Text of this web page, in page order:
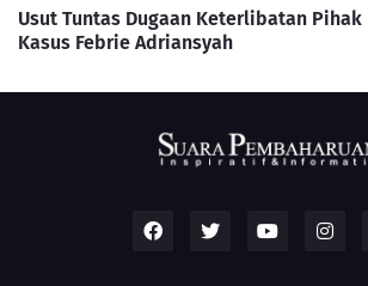
Usut Tuntas Dugaan Keterlibatan
Kasus Febrie Adriansyah